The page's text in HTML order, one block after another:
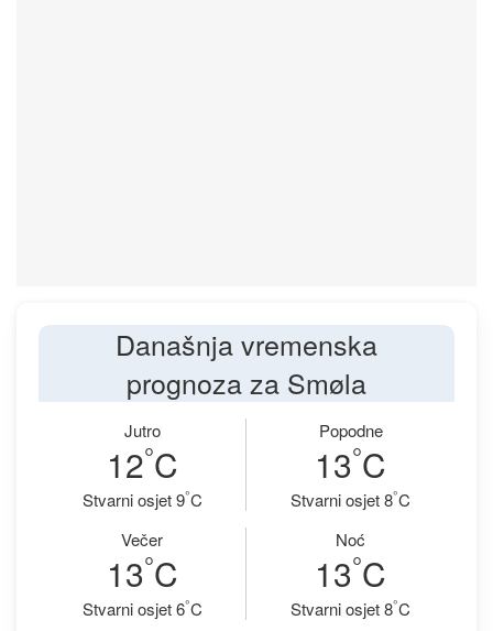
Današnja vremenska
prognoza za Smøla
Jutro
12°C
Stvarni osjet 9°C
Popodne
13°C
Stvarni osjet 8°C
Večer
13°C
Stvarni osjet 6°C
Noć
13°C
Stvarni osjet 8°C